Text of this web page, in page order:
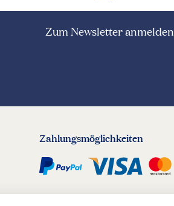
Zum Newsletter anmelden
Zahlungsmöglichkeiten